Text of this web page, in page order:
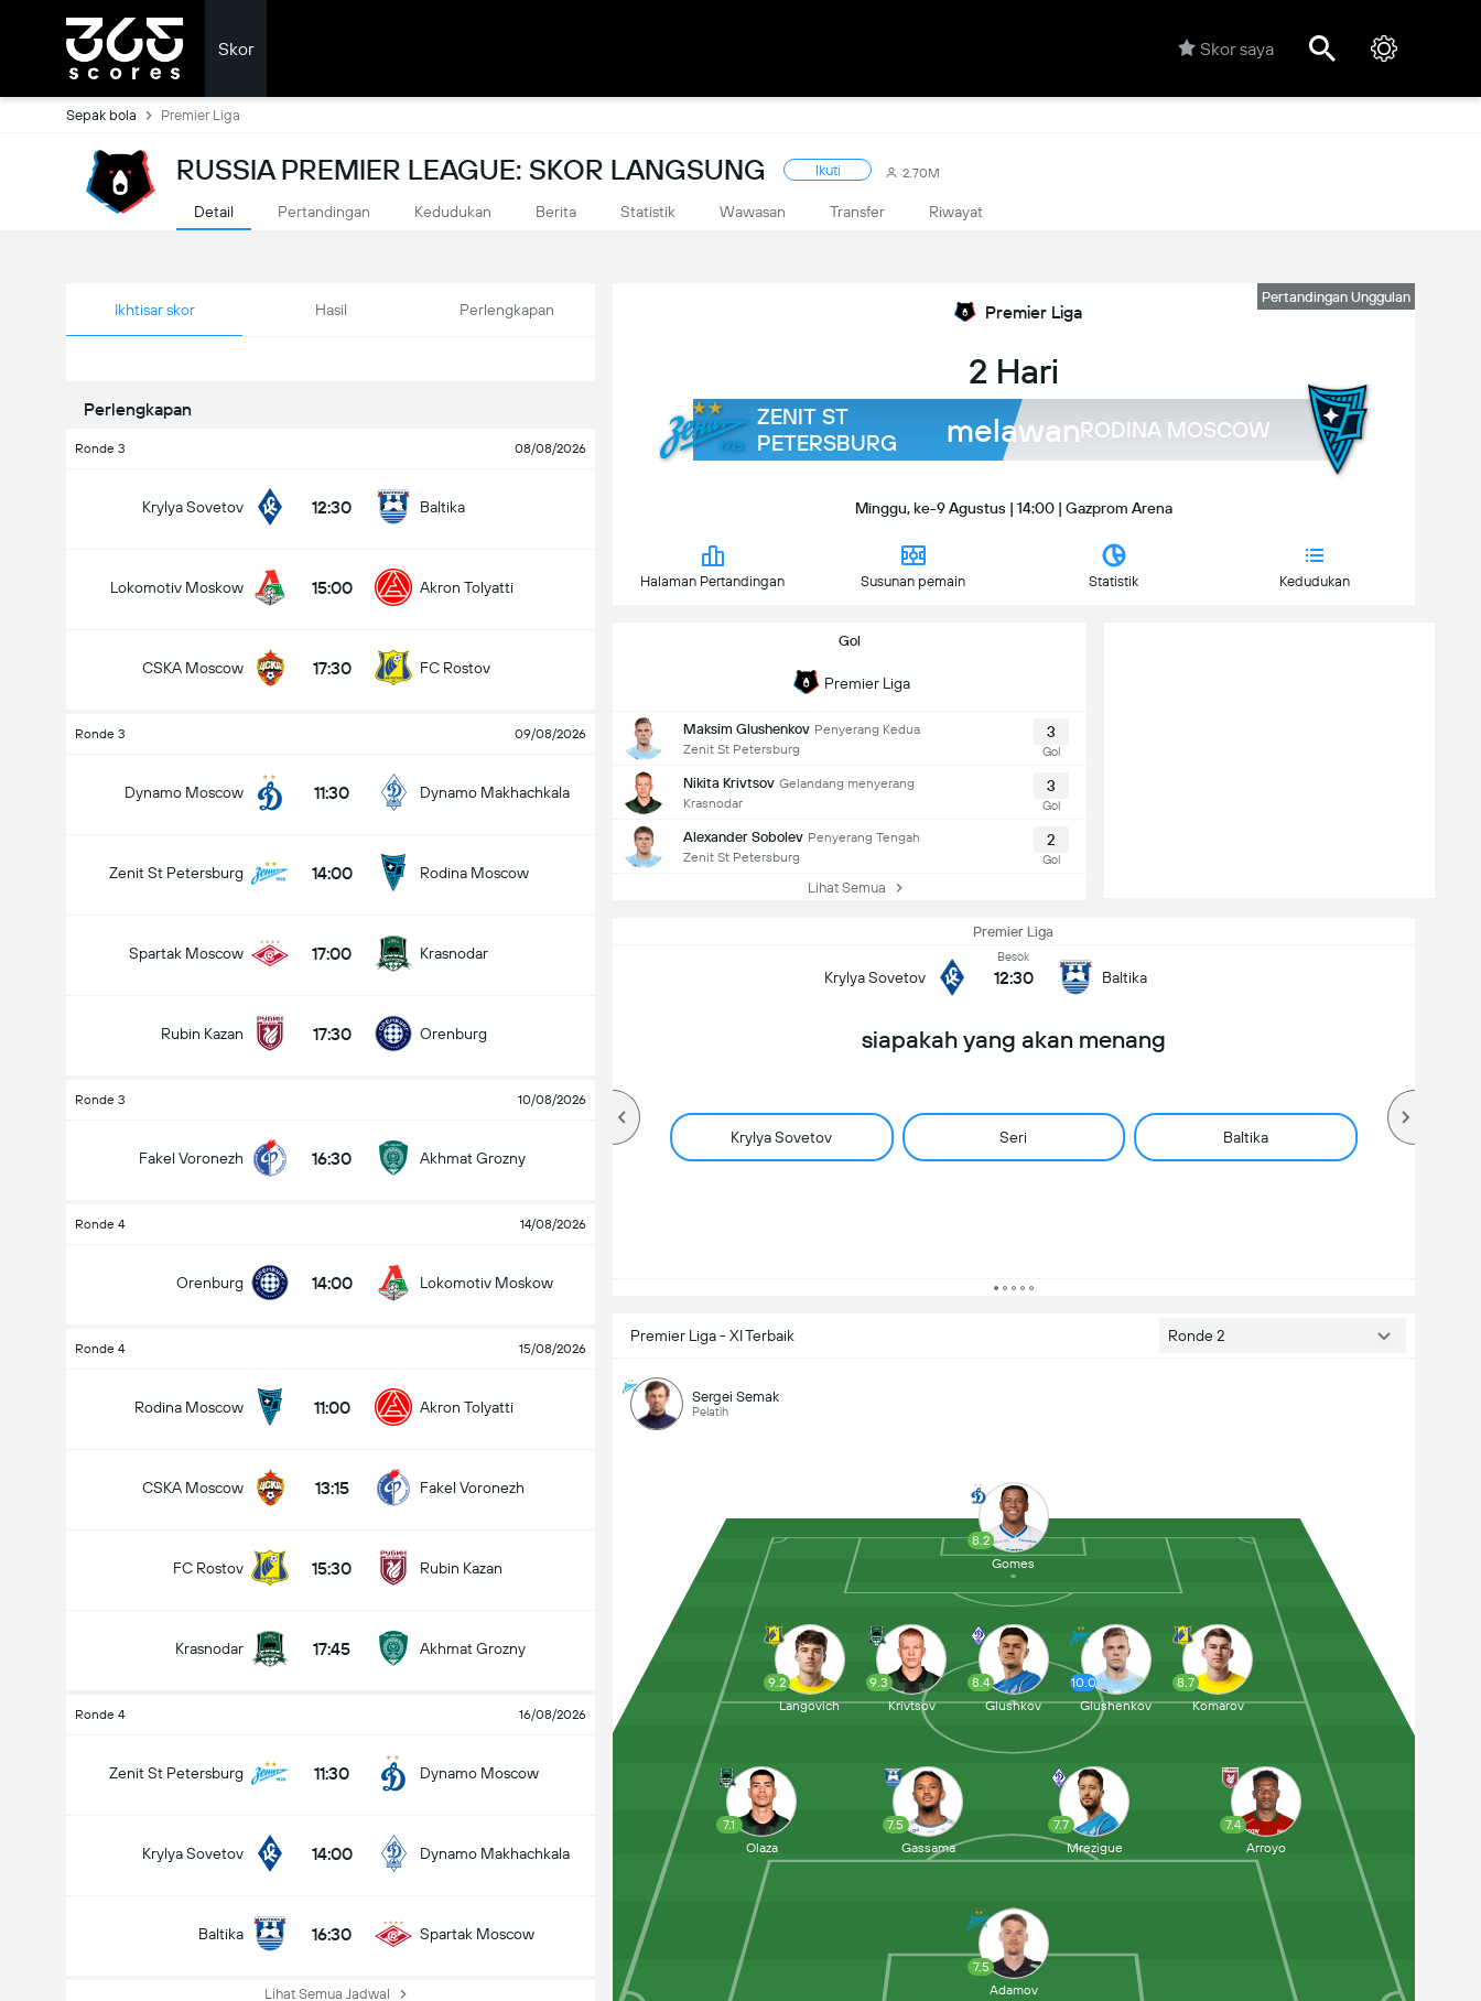
Skor Skor saya
Sepak bola Premier Liga
RUSSIA PREMIER LEAGUE: SKOR LANGSUNG Ikuti 2.70M
Detail Pertandingan Kedudukan Berita Statistik Wawasan Transfer Riwayat
Ikhtisar skor Hasil Perlengkapan
Perlengkapan
Ronde 3 08/08/2026
Krylya Sovetov 12:30 Baltika
Lokomotiv Moskow 15:00 Akron Tolyatti
CSKA Moscow 17:30 FC Rostov
Ronde 3 09/08/2026
Dynamo Moscow 11:30 Dynamo Makhachkala
Zenit St Petersburg 14:00 Rodina Moscow
Spartak Moscow 17:00 Krasnodar
Rubin Kazan 17:30 Orenburg
Ronde 3 10/08/2026
Fakel Voronezh 16:30 Akhmat Grozny
Ronde 4 14/08/2026
Orenburg 14:00 Lokomotiv Moskow
Ronde 4 15/08/2026
Rodina Moscow 11:00 Akron Tolyatti
CSKA Moscow 13:15 Fakel Voronezh
FC Rostov 15:30 Rubin Kazan
Krasnodar 17:45 Akhmat Grozny
Ronde 4 16/08/2026
Zenit St Petersburg 11:30 Dynamo Moscow
Krylya Sovetov 14:00 Dynamo Makhachkala
Baltika 16:30 Spartak Moscow
Lihat Semua Jadwal
Pertandingan Unggulan
Premier Liga
2 Hari
ZENIT ST
PETERSBURG
melawanRODINA MOSCOW
Minggu, ke-9 Agustus | 14:00 | Gazprom Arena
Halaman Pertandingan Susunan pemain Statistik Kedudukan
Gol
Premier Liga
Maksim Glushenkov Penyerang Kedua
Zenit St Petersburg
3
Gol
Nikita Krivtsov Gelandang menyerang
Krasnodar
3
Gol
Alexander Sobolev Penyerang Tengah
Zenit St Petersburg
2
Gol
Lihat Semua
Premier Liga
Krylya Sovetov
Besok
12:30 Baltika
siapakah yang akan menang
Krylya Sovetov Seri Baltika
09/08
Rodina Moscow
siapakah yang akan menang
Rodina Moscow
Premier Liga - XI Terbaik Ronde 2
Sergei Semak
Pelatih
7.1
Olaza
7.5
Adamov
7.4
Arroyo
7.5
Gassama
8.4
Glushkov
10.0
Glushenkov
7.7
Mrezigue
9.3
Krivtsov
8.2
Gomes
8.7
Komarov
9.2
Langovich